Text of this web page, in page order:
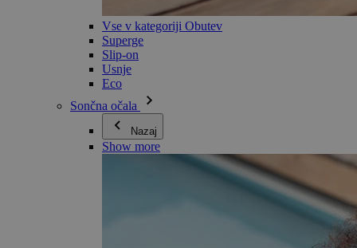
Vse v kategoriji Obutev
Superge
Slip-on
Usnje
Eco
Sončna očala
Nazaj
Show more